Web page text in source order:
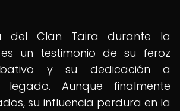
del Clan Taira durante la
un testimonio de su feroz
y su dedicación a
legado. Aunque finalmente
su influencia perdura en la